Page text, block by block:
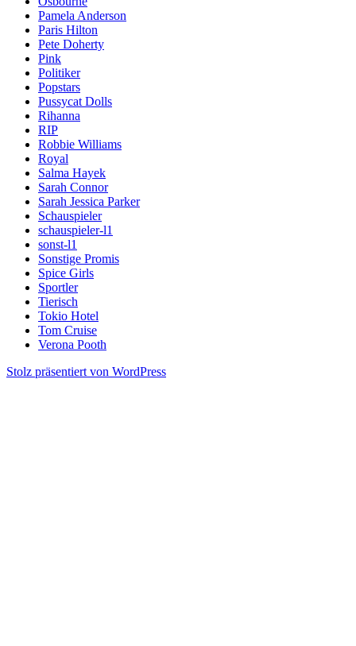
Pamela Anderson
Paris Hilton
Pete Doherty
Pink
Politiker
Popstars
Pussycat Dolls
Rihanna
RIP
Robbie Williams
Royal
Salma Hayek
Sarah Connor
Sarah Jessica Parker
Schauspieler
schauspieler-l1
sonst-l1
Sonstige Promis
Spice Girls
Sportler
Tierisch
Tokio Hotel
Tom Cruise
Verona Pooth
Stolz präsentiert von WordPress